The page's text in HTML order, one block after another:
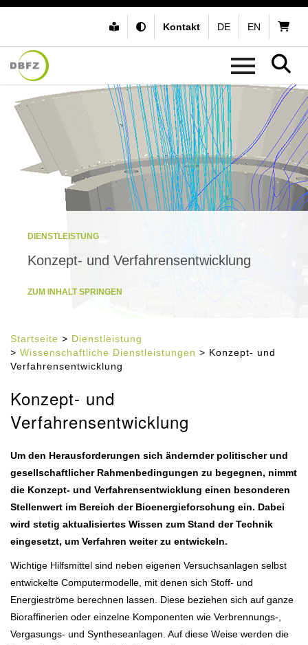
Kontakt DE EN
DIENSTLEISTUNG
Konzept- und Verfahrensentwicklung
ZUM INHALT SPRINGEN
Startseite > Dienstleistung
> Wissenschaftliche Dienstleistungen > Konzept- und
Verfahrensentwicklung
Konzept- und
Verfahrensentwicklung
Um den Herausforderungen sich ändernder politischer und
gesellschaftlicher Rahmenbedingungen zu begegnen, nimmt
die Konzept- und Verfahrensentwicklung einen besonderen
Stellenwert im Bereich der Bioenergieforschung ein. Dabei
wird stetig aktualisiertes Wissen zum Stand der Technik
eingesetzt, um Verfahren weiter zu entwickeln.
Wichtige Hilfsmittel sind neben eigenen Versuchsanlagen selbst
entwickelte Computermodelle, mit denen sich Stoff- und
Energieströme berechnen lassen. Diese beziehen sich auf ganze
Bioraffinerien oder einzelne Komponenten wie Verbrennungs-,
Vergasungs- und Syntheseanlagen. Auf diese Weise werden die